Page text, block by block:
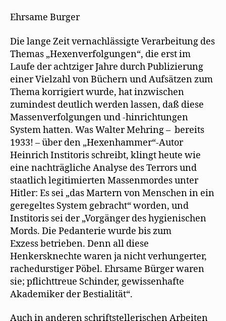
Ehrsame Burger
Die lange Zeit vernachlässigte Verarbeitung des
Themas „Hexenverfolgungen“, die erst im
Laufe der achtziger Jahre durch Publizierung
einer Vielzahl von Büchern und Aufsätzen zum
Thema korrigiert wurde, hat inzwischen
zumindest deutlich werden lassen, daß diese
Massenverfolgungen und -hinrichtungen
System hatten. Was Walter Mehring – bereits
1933! – über den „Hexenhammer“-Autor
Heinrich Institoris schreibt, klingt heute wie
eine nachträgliche Analyse des Terrors und
staatlich legitimierten Massenmordes unter
Hitler: Es sei „das Martern von Menschen in ein
geregeltes System gebracht“ worden, und
Institoris sei der „Vorgänger des hygienischen
Mords. Die Pedanterie wurde bis zum
Exzess betrieben. Denn all diese
Henkersknechte waren ja nicht verhungerter,
rachedurstiger Pöbel. Ehrsame Bürger waren
sie; pflichttreue Schinder, gewissenhafte
Akademiker der Bestialität“.
Auch in anderen schriftstellerischen Arbeiten